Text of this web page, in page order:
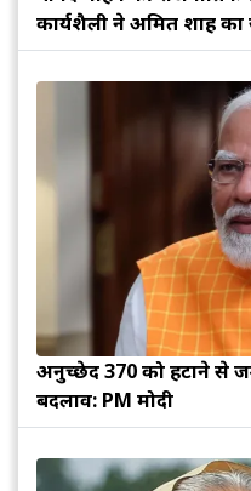
कार्यशैली ने अमित शाह का
अनुच्छेद 370 को हटाने से
बदलाव: PM मोदी